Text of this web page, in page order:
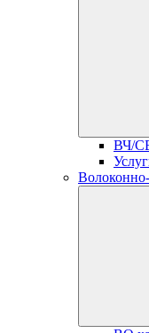
ВЧ/